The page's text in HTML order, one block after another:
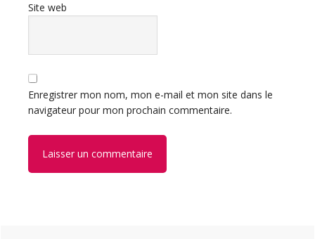
Site web
Enregistrer mon nom, mon e-mail et mon site dans le
navigateur pour mon prochain commentaire.